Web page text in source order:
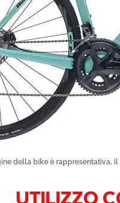
della bike è rappresentativa,
UTILIZZO